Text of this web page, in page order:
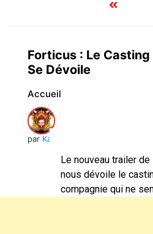
Forticus : Le
Se Dévoile
Accueil
par Kai
Le nouveau trailer
nous dévoile le
compagnie qui ne